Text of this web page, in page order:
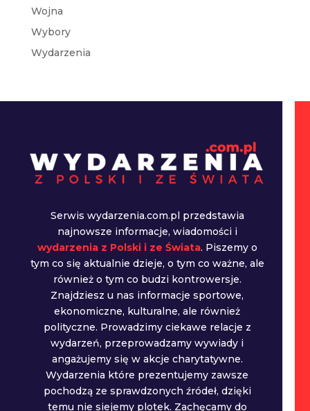
Wojna
Wybory
Wydarzenia
Serwis wydarzenia.com.pl przedstawia
najnowsze informacje, wiadomości i
wydarzenia z Polski i ze Świata. Piszemy o
tym co się aktualnie dzieje, o tym co ważne, ale
również o tym co budzi kontrowersje.
Znajdziesz u nas informacje sportowe,
ekonomiczne, kulturalne, ale również
polityczne. Prowadzimy ciekawe relacje z
wydarzeń, przeprowadzamy wywiady i
angażujemy się w akcje charytatywne.
Wydarzenia które prezentujemy zawsze
pochodzą ze sprawdzonych źródeł, dzięki
temu nie siejemy plotek. Zachęcamy do